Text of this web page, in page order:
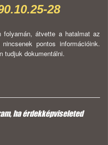
28
folyamán, átvette a hatalmat az
pontos információink.
tudjuk dokumentálni.
ha érdekképviseleted